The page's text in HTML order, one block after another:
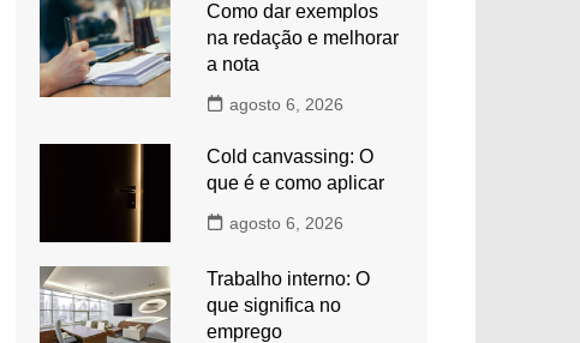
Como dar exemplos
na redação e melhorar
a nota
agosto 6, 2026
Cold canvassing: O
que é e como aplicar
agosto 6, 2026
Trabalho interno: O
que significa no
emprego